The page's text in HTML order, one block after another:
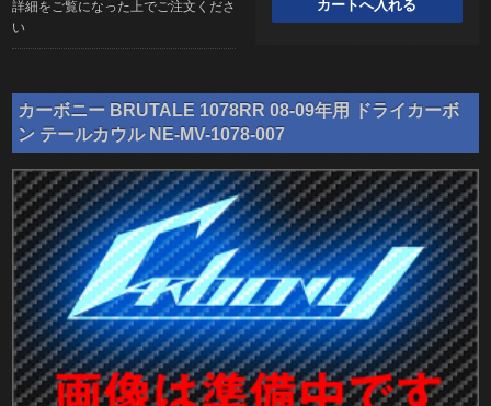
詳細をご覧になった上でご注文くださ
い
カーボニー BRUTALE 1078RR 08-09年用 ドライカーボ
ン テールカウル NE-MV-1078-007